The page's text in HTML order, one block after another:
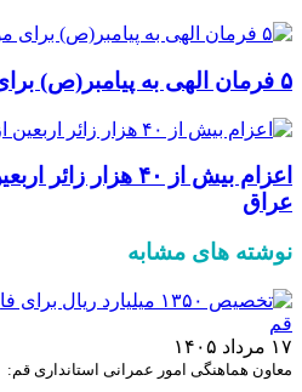
۵ فرمان الهی به پیامبر(ص) برای موفقیت و تعالی جامعه
اعزام بیش از ۴۰
عراق
نوشته های مشابه
۱۷ مرداد ۱۴۰۵
معاون هماهنگی امور عمرانی استانداری قم: